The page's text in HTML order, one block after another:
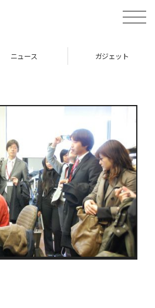
toggle
ニュース ガジェット